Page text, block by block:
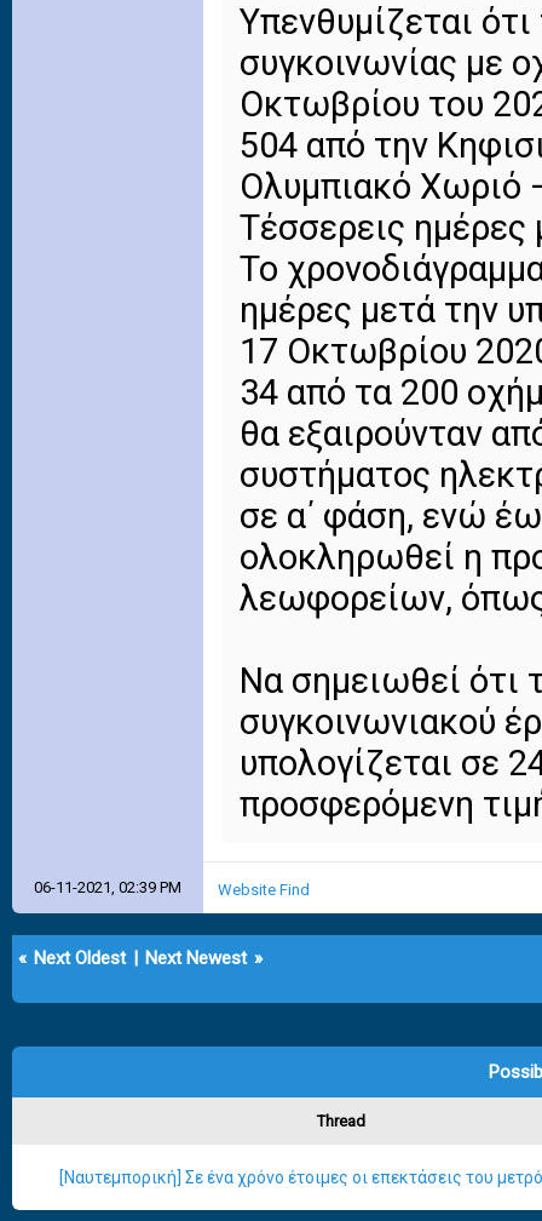
Υπενθυμίζεται
συγκοινωνίας με
Οκτωβρίου του
504 από την
Ολυμπιακό Χωριό
Τέσσερεις ημέρες
Το
ημέρες μετά την
17 Οκτωβρίου
34 από τα 200
θα εξαιρούνταν
συστήματος
σε α΄ φάση, ενώ
ολοκληρωθεί η
λεωφορείων,
Να σημειωθεί ότι
συγκοινωνιακού
υπολογίζεται σε
προσφερόμενη
06-11-2021, 02:39 PM Website Find
« Next Oldest | Next Newest »
Thread
[Ναυτεμπορική] Σε ένα χρόνο έτοιμες οι επεκτάσεις του μετρό